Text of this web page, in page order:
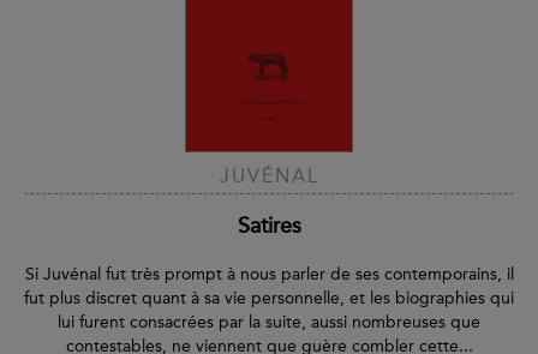
JUVÉNAL
Satires
Si Juvénal fut très prompt à nous parler de ses contemporains, il
fut plus discret quant à sa vie personnelle, et les biographies qui
lui furent consacrées par la suite, aussi nombreuses que
contestables, ne viennent que guère combler cette...